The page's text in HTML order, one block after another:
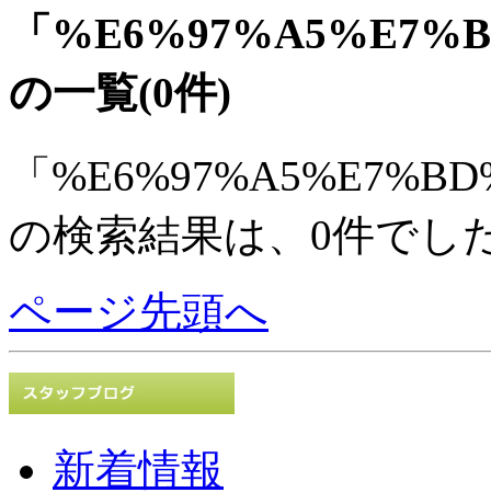
「
の一覧(0件)
「
の検索結果は、0件でし
ページ先頭へ
新着情報